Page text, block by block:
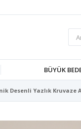
BÜYÜK
Desenli Yazlık Kruvaze